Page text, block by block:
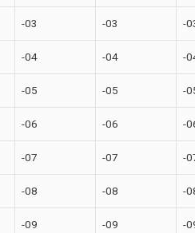
-03 -03 -
-04 -04 -
-05 -05 -
-06 -06 -
-07 -07 -
-08 -08 -
-09 -09 -